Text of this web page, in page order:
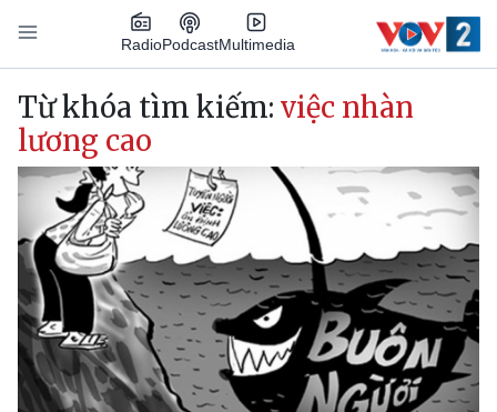
Nhảy đến nội dung
RadioPodcastMultimedia
Main navigation
Từ khóa tìm kiếm: việc nhàn
lương cao